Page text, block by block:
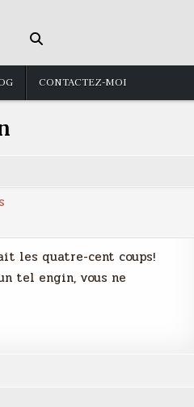
CONTACTEZ-MOI
chapeaux
de
roue!les quatre-cent coups!
tel engin, vous ne